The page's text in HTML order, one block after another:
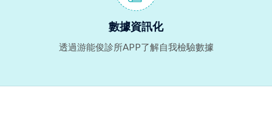
數據資訊化
透過游能俊診所APP了解自我檢驗數據